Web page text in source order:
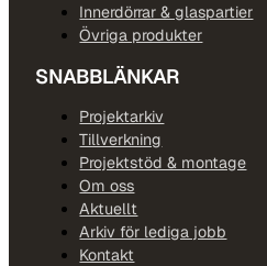
Innerdörrar & glaspartier
Övriga produkter
SNABBLÄNKAR
Projektarkiv
Tillverkning
Projektstöd & montage
Om oss
Aktuellt
Arkiv för lediga jobb
Kontakt